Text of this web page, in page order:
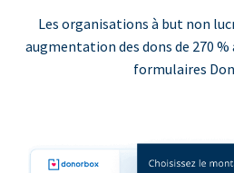
Les organisations à but non
augmentation des dons de 270
formulaires